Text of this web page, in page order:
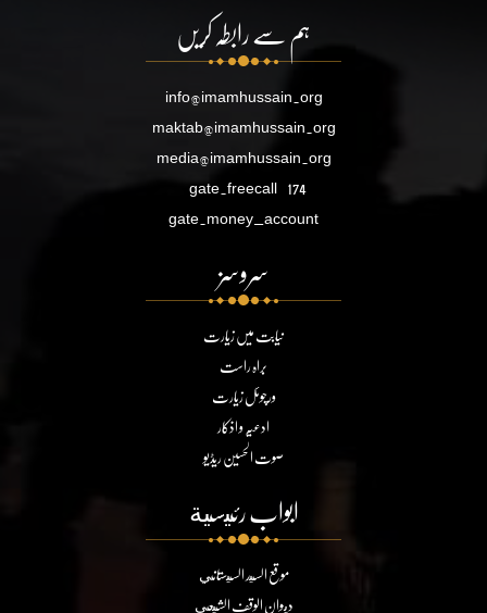
ہم سے رابطہ کریں
info@imamhussain.org
maktab@imamhussain.org
media@imamhussain.org
gate.freecall 174
gate.money_account
سروسز
نیابت میں زیارت
براہ راست
ورچوئل زیارت
ادعیہ و اذکار
صوت الحسین ریڈیو
ابواب رئيسية
موقع السيد السيستاني
ديوان الوقف الشيعي